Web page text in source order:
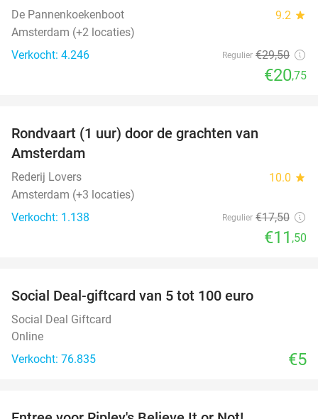
De Pannenkoekenboot 9.2 star
Amsterdam (+2 locaties)
Verkocht: 4.246
Regulier €29,50
€20,75
Rondvaart (1 uur) door de grachten van
Amsterdam
Rederij Lovers 10.0 star
Amsterdam (+3 locaties)
Verkocht: 1.138
Regulier €17,50
€11 ,50
Social Deal-giftcard van 5 tot 100 euro
Social Deal Giftcard
Online
Verkocht: 76.835
€5